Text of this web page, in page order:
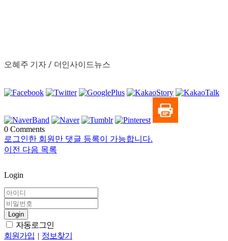
오혜주 기자 / 더인사이드뉴스
0 Comments
로그인한 회원만 댓글 등록이 가능합니다.
이전 다음 목록
Login
Login
자동로그인
회원가입 | 정보찾기